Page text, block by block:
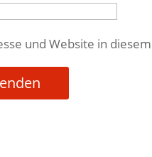
und Website in